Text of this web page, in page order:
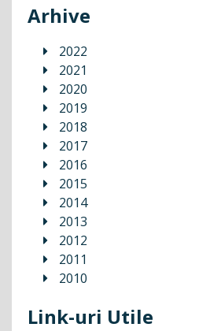
Arhive
2022
2021
2020
2019
2018
2017
2016
2015
2014
2013
2012
2011
2010
Link-uri Utile